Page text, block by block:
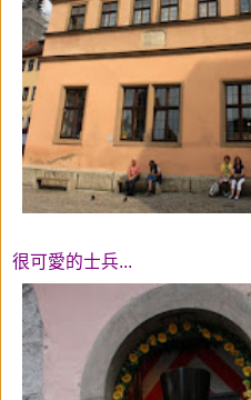
很可愛的士兵...